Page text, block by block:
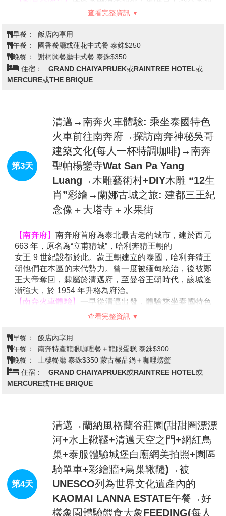
蘭納風格的佛教聖地。寺中最醒目的地標是一座高約
園區還包含九層寶塔與白色禪堂，裝飾華麗且充滿宗教
藝術氛圍。這裡不僅適合祈福，也是一處充滿寧靜與文
化魅力的觀光景點。
【青青草園綿羊咖啡】位於泰國清萊山區，是一間結合
咖啡館與綿羊牧場的親子友善景點。園內飼養多隻可愛
會或親近自然的好去處。
【清邁觀光夜市】安排清邁最大的NIGHT BAZAAR 夜
市探訪：您可盡情的大肆採購伴手禮與享用道地泰國美
食小吃，在熱鬧喧嘩的街道上，渡過一個異國城市暖暖
的夜!! ◆如遇假日則改到假日市集
查看完整資訊
早餐：
飯店內享用
午餐：
國香餐廳或蓮花中式餐 泰銖$250
晚餐：
謝桐興餐廳中式餐 泰銖$350
住宿：
GRAND CHAIYAPRUEK或RAINTREE HOTEL或
MERCURE或THE BRIQUE
第3天
清邁→南奔火車體驗: 乘坐泰國特色
火車前往南奔府→探訪南奔神秘吳哥
建築文化(每人一杯特調咖啡)→南奔
聖帕楊鑾寺Wat San Pa Yang
Luang→木雕藝術村+DIY木雕 “12生
肖”彩繪→蘭娜古城之旅: 建都三王紀
念像＋大塔寺＋水果街
【南奔府】南奔府首府為泰北最古老的城市，建於西元
663 年，原名為“立甫猜城” ，哈利奔猜王朝的
女王 9 世紀設都於此。蒙王朝建立的泰國，哈利奔猜王
朝他們在本區的末代勢力。曾一度被緬甸統治，後被鄭
王大帝奪回，隸屬於清邁府，至曼谷王朝時代，該城逐
漸強大，於 1954 年升格為府治。
【南奔火車體驗 】 一早從清邁出發，體驗乘坐泰國特色
泰北最古老的城市:南奔府
伴隨著老式的復古火車轟隆聲響
般， 一望無際的農田讓人心矌神怡。
南奔府首府為泰北最古老的城市，建於西元
名為“立甫猜城”，哈利奔猜王朝的女王9世紀設都於此。
蒙王朝建立的泰國，哈利奔猜王朝他們在本區的末代勢
神秘吳哥建築文化】泰國各地廟宇建材『金磚』
的盛產地，讓你一探金磚的
由來。在泰國的許多寺廟，
有一種特殊的建築材料。百年前，一名有識青年來到南
奔，發現當地的泥土正適合製作當地寺廟“金磚”。製作
金磚時，先要選土，所用的土質須黏而不散，粉而不
沙。選好的泥土要露天放置一段時間，去其“土性”，最
終練成稠密的泥團。再經過反復摔打後，將泥團裝入模
具，平板蓋面，然後陰乾磚坯，才能入窯燒制。出窯後
還要經過嚴格檢查，而後送至泰國專供的寺廟。從此，
查看完整資訊
早餐：
飯店內享用
午餐：
南奔特產龍眼咖哩餐＋龍眼蛋糕 泰銖$300
晚餐：
土樓餐廳 泰銖$350 蒙古極品鍋＋咖哩螃蟹
住宿：
GRAND CHAIYAPRUEK或RAINTREE HOTEL或
MERCURE或THE BRIQUE
第4天
清邁→蘭納風格蘭谷莊園(甜甜圈漂漂
河+水上鞦韆+清邁天空之門+網紅鳥
巢+泰服體驗城堡白廟網美拍照+園區
騎單車+彩繪牆+鳥巢鞦韆)→被
UNESCO列為世界文化遺產內的
KAOMAI LANNA ESTATE午餐→好
樣象園體驗餵食大象FEEDING(每人